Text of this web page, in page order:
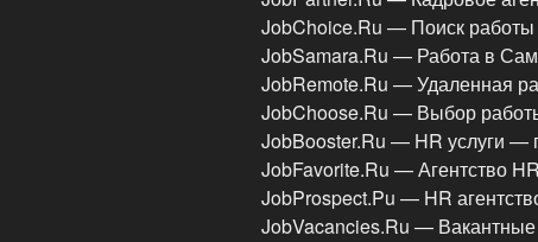
JobChoice.Ru — Поиск
JobSamara.Ru — Работа в
JobRemote.Ru — Удаленная
JobChoose.Ru — Выбор
JobBooster.Ru — HR услуги —
JobFavorite.Ru — Агентство
JobProspect.Pu — HR
JobVacancies.Ru —